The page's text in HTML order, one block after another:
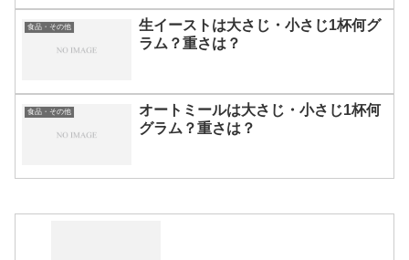
食品・その他
生イーストは大さじ・小さじ1杯何グ
ラム？重さは？
食品・その他
オートミールは大さじ・小さじ1杯何
グラム？重さは？